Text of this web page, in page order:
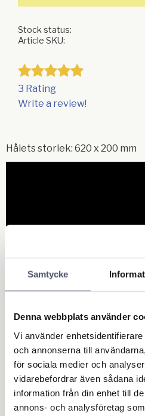
Samtycke
Denna webbplats använder
Vi använder
och annonserna till
för sociala medier och
vidarebefordrar även sådana
information från din enhet till
annons- och analysföretag
Stock status
Article SKU
3 Rating
Write a review!
Hålets storlek: 620 x 200 mm
Related products